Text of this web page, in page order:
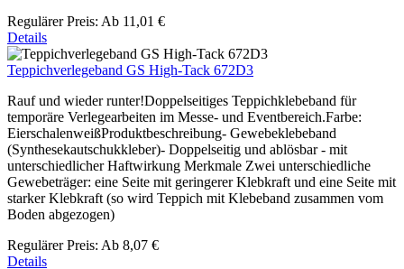
Regulärer Preis: Ab 11,01 €
Details
Teppichverlegeband GS High-Tack 672D3
Rauf und wieder runter!Doppelseitiges Teppichklebeband für
temporäre Verlegearbeiten im Messe- und Eventbereich.Farbe:
EierschalenweißProduktbeschreibung- Gewebeklebeband
(Synthesekautschukkleber)- Doppelseitig und ablösbar - mit
unterschiedlicher Haftwirkung Merkmale Zwei unterschiedliche
Gewebeträger: eine Seite mit geringerer Klebkraft und eine Seite mit
starker Klebkraft (so wird Teppich mit Klebeband zusammen vom
Boden abgezogen)
Regulärer Preis: Ab 8,07 €
Details